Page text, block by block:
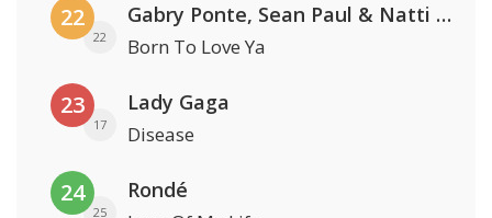
22
22
Gabry Ponte, Sean Paul & Natti Natasha
Born To Love Ya
23
17
Lady Gaga
Disease
24
25
Rondé